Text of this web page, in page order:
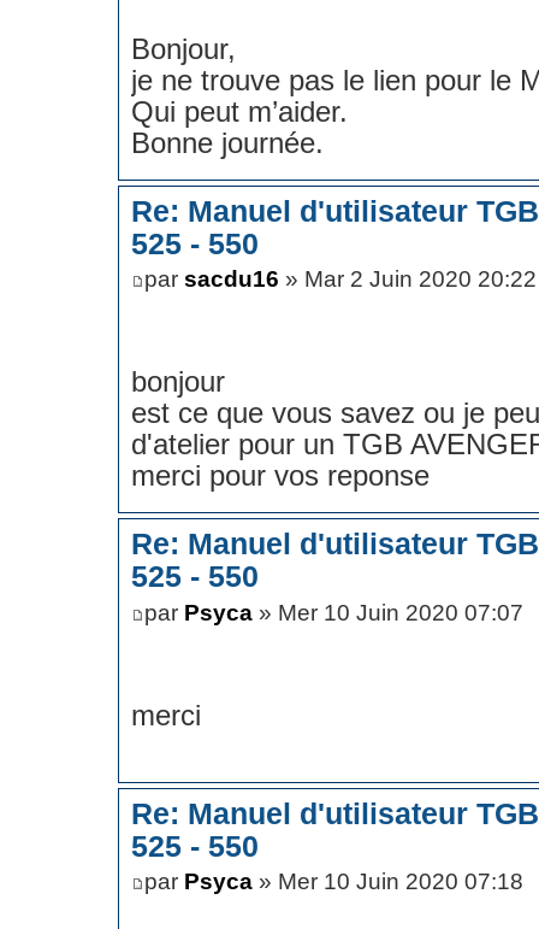
Bonjour,
je ne trouve pas le lien pour le
Qui peut m’aider.
Bonne journée.
Re: Manuel d'utilisateur
525 - 550
par sacdu16 » Mar 2 Juin 2020 20:22
bonjour
est ce que vous savez ou je
d'atelier pour un TGB
merci pour vos reponse
Re: Manuel d'utilisateur
525 - 550
par Psyca » Mer 10 Juin 2020 07:07
merci
Re: Manuel d'utilisateur
525 - 550
par Psyca » Mer 10 Juin 2020 07:18